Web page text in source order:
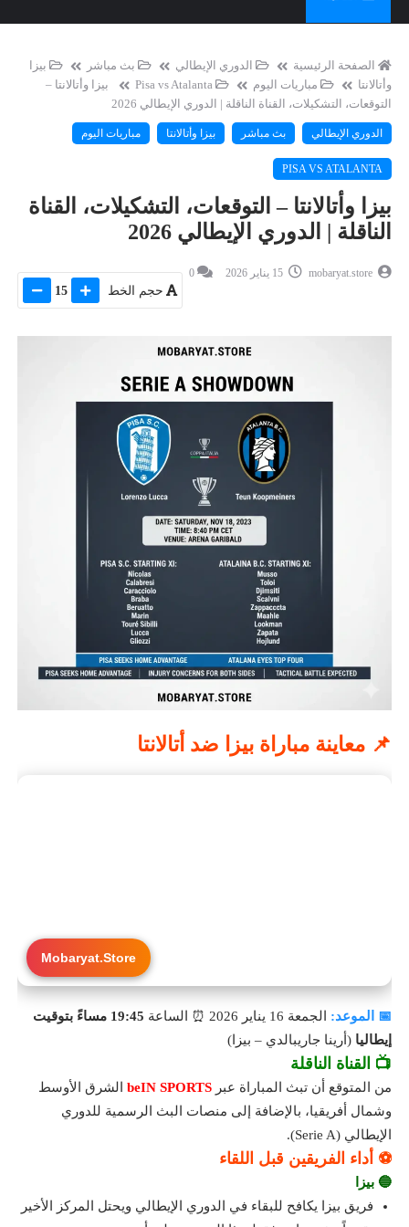
الصفحة الرئيسية الدوري الإيطالي بث مباشر
بيزا
وأتالانتا
مباريات اليوم Pisa vs Atalanta
بيزا وأتالانتا –
التوقعات، التشكيلات، القناة الناقلة | الدوري الإيطالي 2026
الدوري الإيطالي بث مباشر بيزا وأتالانتا مباريات اليوم
PISA VS ATALANTA
بيزا وأتالانتا – التوقعات، التشكيلات، القناة
الناقلة | الدوري الإيطالي 2026
mobaryat.store
0
حجم الخط 15
📌 معاينة مباراة بيزا ضد أتالانتا
Mobaryat.Store
📅 الموعد: الجمعة 16 يناير 2026 ⏰ الساعة
19:45 مساءً بتوقيت
إيطاليا (أرينا جاريبالدي – بيزا)
📺 القناة الناقلة
من المتوقع أن تبث المباراة عبر beIN SPORTSالشرق الأوسط
وشمال أفريقيا، بالإضافة إلى منصات البث الرسمية للدوري
الإيطالي (Serie A).
⚽ أداء الفريقين قبل اللقاء
🔵 بيزا
فريق بيزا يكافح للبقاء في الدوري الإيطالي ويحتل المركز الأخير